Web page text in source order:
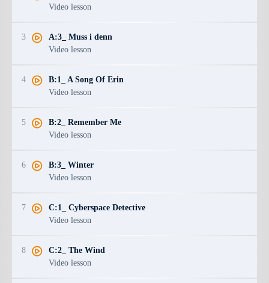
Video lesson
3
A:3_ Muss i denn
Video lesson
4
B:1_ A Song Of Erin
Video lesson
5
B:2_ Remember Me
Video lesson
6
B:3_ Winter
Video lesson
7
C:1_ Cyberspace Detective
Video lesson
8
C:2_ The Wind
Video lesson